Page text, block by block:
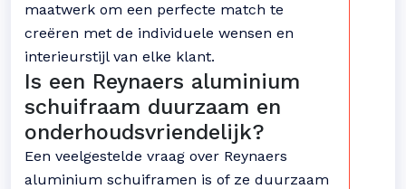
maatwerk om een perfecte match te
creëren met de individuele wensen en
interieurstijl van elke klant.
Is een Reynaers aluminium
schuifraam duurzaam en
onderhoudsvriendelijk?
Een veelgestelde vraag over Reynaers
aluminium schuiframen is of ze duurzaam